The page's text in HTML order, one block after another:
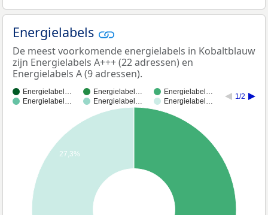
Energielabels
De meest voorkomende energielabels in Kobaltblauw
zijn Energielabels A+++ (22 adressen) en
Energielabels A (9 adressen).
Energielabel… Energielabel…
Energielabel…
Energielabel…
Energielabel… Energielabel…
1/2
27,3%